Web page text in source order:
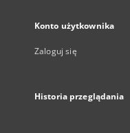
Konto użytkownika
Zaloguj się
Historia przeglądania